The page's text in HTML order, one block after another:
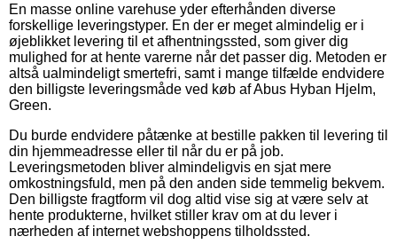
En masse online varehuse yder efterhånden diverse
forskellige leveringstyper. En der er meget almindelig er i
øjeblikket levering til et afhentningssted, som giver dig
mulighed for at hente varerne når det passer dig. Metoden er
altså ualmindeligt smertefri, samt i mange tilfælde endvidere
den billigste leveringsmåde ved køb af Abus Hyban Hjelm,
Green.
Du burde endvidere påtænke at bestille pakken til levering til
din hjemmeadresse eller til når du er på job.
Leveringsmetoden bliver almindeligvis en sjat mere
omkostningsfuld, men på den anden side temmelig bekvem.
Den billigste fragtform vil dog altid vise sig at være selv at
hente produkterne, hvilket stiller krav om at du lever i
nærheden af internet webshoppens tilholdssted.